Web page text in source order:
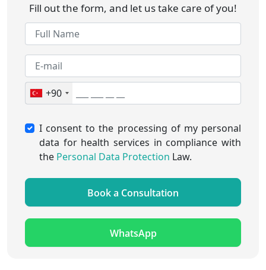
Fill out the form, and let us take care of you!
+90
I consent to the processing of my personal
data for health services in compliance with
the Personal Data Protection Law.
Book a Consultation
WhatsApp